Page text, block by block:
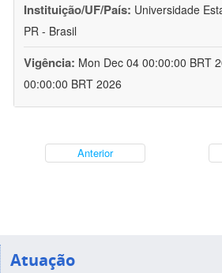
Instituição/UF/País: Universidade
PR - Brasil
Vigência: Mon Dec 04 00:00:00 BRT
00:00:00 BRT 2026
Anterior
Atuação